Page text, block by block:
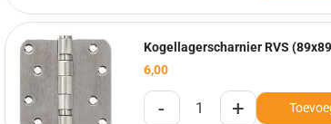
Kogellagerscharnier RVS
6,00
- +